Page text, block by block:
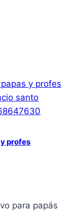
profes
para papás